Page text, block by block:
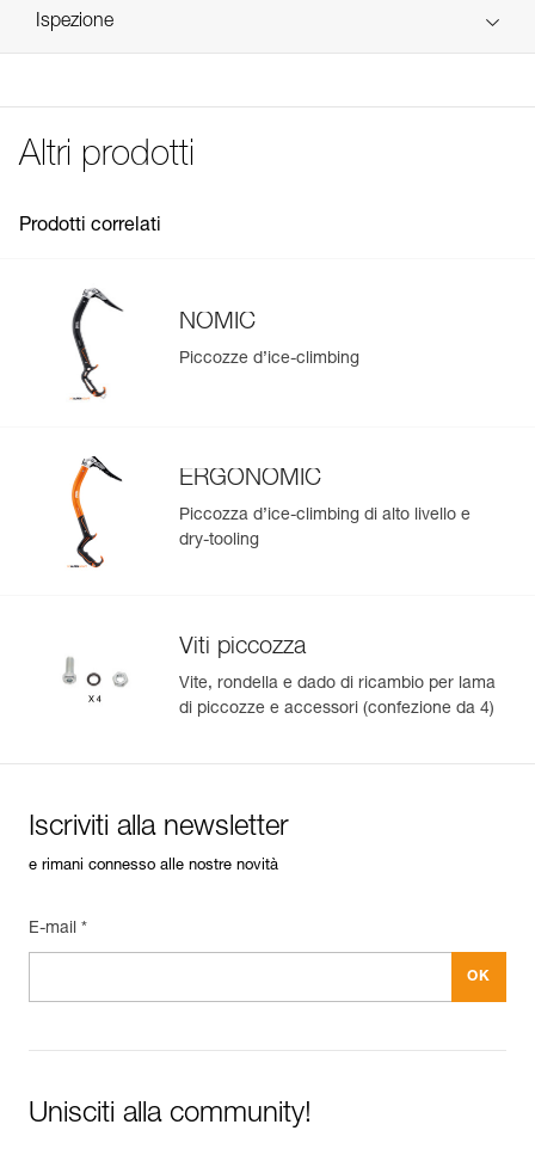
- denti di aggancio sulla parte superiore per le posizioni
Certificazione(i): CE, UIAA
Compatibile con le piccozze NOMIC e ERGONOMIC
Peso : 140 g
Scarica il pdf technical-notice-ice-axes-accessories-1
Ispezione
Altri prodotti
Prodotti correlati
NOMIC
Piccozze d’ice-climbing
ERGONOMIC
Piccozza d’ice-climbing di alto livello e
dry-tooling
Viti piccozza
Vite, rondella e dado di ricambio per lama
di piccozze e accessori (confezione da 4)
Iscriviti alla newsletter
e rimani connesso alle nostre novità
E-mail *
Unisciti alla community!